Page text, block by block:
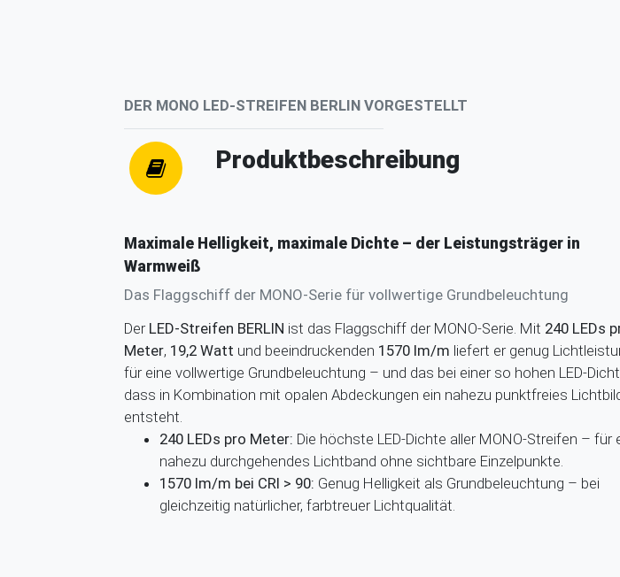
DER MONO LED-STREIFEN BERLIN VORGESTELLT
Produktbeschreibung
Maximale Helligkeit, maximale Dichte – der Leistungsträger in
Warmweiß
Das Flaggschiff der MONO-Serie für vollwertige Grundbeleuchtung
Der LED-Streifen BERLIN ist das Flaggschiff der MONO-Serie. Mit 240 LEDs
Meter, 19,2 Watt und beeindruckenden 1570 lm/m liefert er genug
für eine vollwertige Grundbeleuchtung – und das bei einer so hohen LED-
dass in Kombination mit opalen Abdeckungen ein nahezu punktfreies
entsteht.
240 LEDs pro Meter: Die höchste LED-Dichte aller MONO-Streifen – für
nahezu durchgehendes Lichtband ohne sichtbare Einzelpunkte.
1570 lm/m bei CRI > 90: Genug Helligkeit als Grundbeleuchtung – bei
gleichzeitig natürlicher, farbtreuer Lichtqualität.